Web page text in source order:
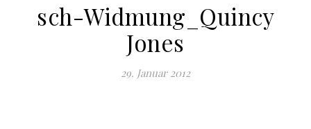
sch-Widmung_Quincy
Jones
29. Januar 2012